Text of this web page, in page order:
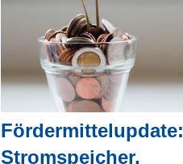
Fördermittelupdate:
Stromspeicher,